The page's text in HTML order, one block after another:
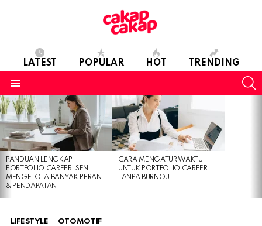
LATEST POPULAR HOT TRENDING
LATEST
STORIES
PANDUAN LENGKAP
PORTFOLIO CAREER: SENI
MENGELOLA BANYAK PERAN
& PENDAPATAN
CARA MENGATUR WAKTU
UNTUK PORTFOLIO CAREER
TANPA BURNOUT
LIFESTYLE OTOMOTIF